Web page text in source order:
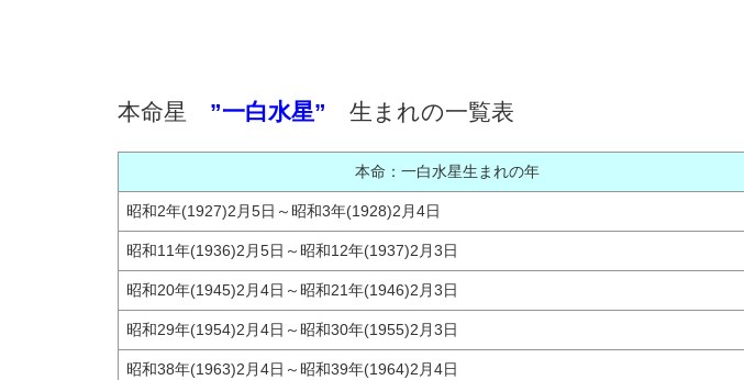
本命星 ”一白水星” 生まれの一覧表
本命：一白水星生まれの年
昭和2年(1927)2月5日～昭和3年(1928)2月4日
昭和11年(1936)2月5日～昭和12年(1937)2月3日
昭和20年(1945)2月4日～昭和21年(1946)2月3日
昭和29年(1954)2月4日～昭和30年(1955)2月3日
昭和38年(1963)2月4日～昭和39年(1964)2月4日